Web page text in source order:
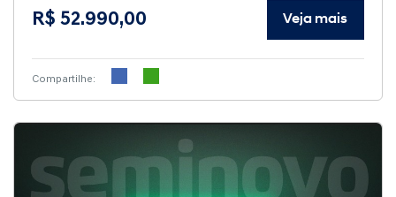
R$ 52.990,00 Veja mais
Compartilhe: